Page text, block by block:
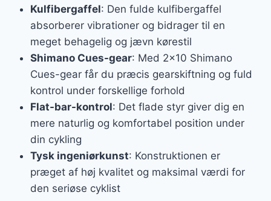
Kulfibergaffel: Den fulde kulfibergaffel
absorberer vibrationer og bidrager til en
meget behagelig og jævn kørestil
Shimano Cues-gear: Med 2×10 Shimano
Cues-gear får du præcis gearskiftning og fuld
kontrol under forskellige forhold
Flat-bar-kontrol: Det flade styr giver dig en
mere naturlig og komfortabel position under
din cykling
Tysk ingeniørkunst: Konstruktionen er
præget af høj kvalitet og maksimal værdi for
den seriøse cyklist